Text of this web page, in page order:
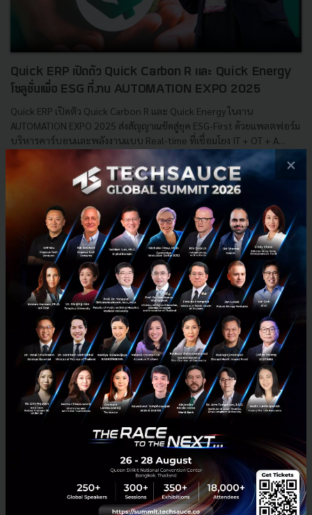
Quick ERP เปิดตัว Quick Carbon R และ Quick Energy
โซลูชั่นเพื่อ ESG ที่งาน AUTOMATION EXPO 2025
Quick ERP เปิดตัว Quick Carbon R และ Quick Energy ในงาน
AUTOMATION EXPO 2025 ส่งสัญญาณชัดสู่ยุค ESG-First ด้วยแพลตฟอร์ม
บริหารคาร์บอนและพลังงานแบบ Real-time ที่เชื่อมโยง IT + OT + A...
Techsauce Team
Sustainability Strategy
Sustainable Manufacturing
Quick ERP คว้ารางวัล Business Applications - Partner
of the Year Awards 2023 จาก Microsoft
นับตั้งแต่ปี 2021 ที่ Quick ERP ยังคงคุณภาพการบริการด้วยการคว้ารางวัล
×